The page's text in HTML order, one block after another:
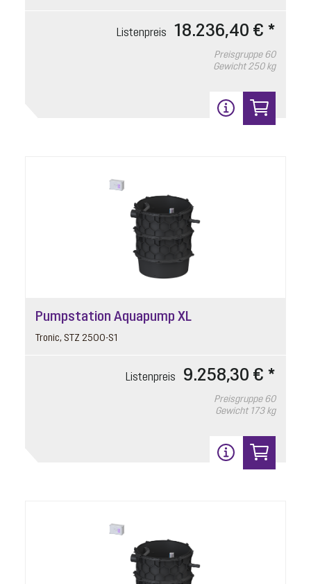
Listenpreis 18.236,40 € *
Preisgruppe 60
Gewicht 250 kg
Pumpstation Aquapump XL
Tronic, STZ 2500-S1
Listenpreis 9.258,30 € *
Preisgruppe 60
Gewicht 173 kg